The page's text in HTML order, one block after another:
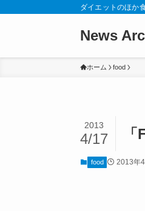
ダイエットのほか
News
ホーム food
2013
4/17
food 2013年